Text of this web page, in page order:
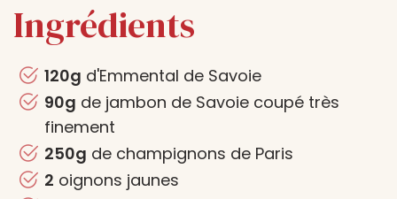
Ingrédients
120g d'Emmental de Savoie
90g de jambon de Savoie coupé très
finement
250g de champignons de Paris
2 oignons jaunes